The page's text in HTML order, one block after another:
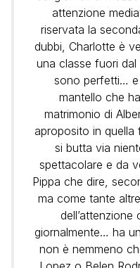
attenzione
riservata la
dubbi, Charlotte è
una classe fuori
sono perfetti…
mantello che
matrimonio di
aproposito in quella
si butta via
spettacolare e da
Pippa che dire,
ma come tante
dell’attenzione
giornalmente… ha
non è nemmeno